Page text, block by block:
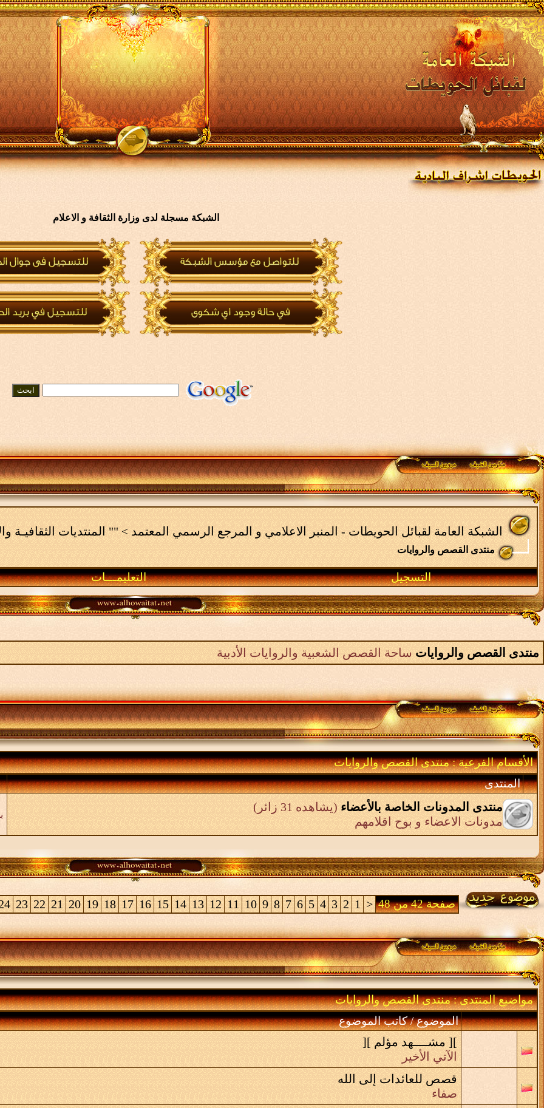
الشبكة مسجلة لدى وزارة الثقافة و الاعلام
الشبكة العامة لقبائل الحويطات - المنبر الاعلامي و المرجع الرسمي المعتمد > "" المنتديات الثقافيـة
منتدى القصص والروايات
التسجيل التعليمـــات
منتدى القصص والروايات ساحة القصص الشعبية والروايات الأدبية
الأقسام الفرعية: منتدى القصص والروايات
المنتدى
منتدى المدونات الخاصة بالأعضاء (يشاهده 31 زائر)
مدونات الاعضاء و بوح اقلامهم
صفحة 42 من 48 <
1
2
3
4
5
6
7
8
9
10
11
12
13
14
15
16
17
18
19
20
21
22
23
مواضيع المنتدى: منتدى القصص والروايات
الموضوع/كاتب الموضوع
][ مشــــهد مؤلم ][
الآتي الأخير
قصص للعائدات إلى الله
صفاء